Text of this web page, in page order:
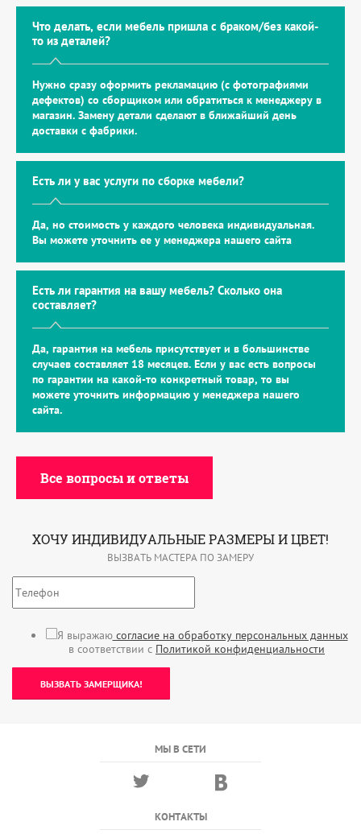
Что делать, если мебель пришла с браком/без какой-
то из деталей?
Нужно сразу оформить рекламацию (с фотографиями
дефектов) со сборщиком или обратиться к менеджеру в
магазин. Замену детали сделают в ближайший день
доставки с фабрики.
Есть ли у вас услуги по сборке мебели?
Да, но стоимость у каждого человека индивидуальная.
Вы можете уточнить ее у менеджера нашего сайта
Есть ли гарантия на вашу мебель? Сколько она
составляет?
Да, гарантия на мебель присутствует и в большинстве
случаев составляет 18 месяцев. Если у вас есть вопросы
по гарантии на какой-то конкретный товар, то вы
можете уточнить информацию у менеджера нашего
сайта.
Все вопросы и ответы
ХОЧУ ИНДИВИДУАЛЬНЫЕ РАЗМЕРЫ И ЦВЕТ!
ВЫЗВАТЬ МАСТЕРА ПО ЗАМЕРУ
Я выражаюсогласие на обработку персональных данных
в соответствии с Политикой конфиденциальности
ВЫЗВАТЬ ЗАМЕРЩИКА!
МЫ В СЕТИ
КОНТАКТЫ